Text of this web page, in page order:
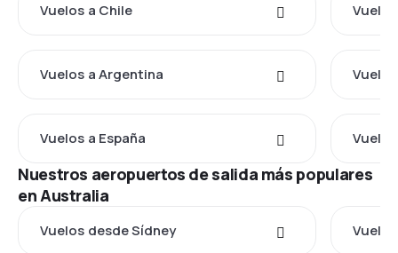
Vuelos a Chile
Vuelos a Argentina
Vuelos a España
Nuestros aeropuertos de salida más populares
en Australia
Vuelos desde Sídney